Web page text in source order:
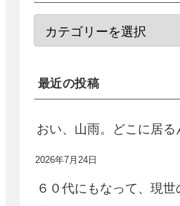
最近の投稿
おい、山雨。どこに居る
2026年7月24日
６０代にもなって、現